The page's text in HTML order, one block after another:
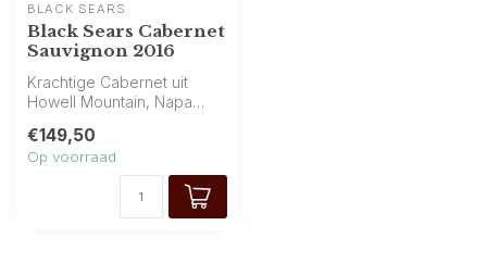
BLACK SEARS
Black Sears Cabernet
Sauvignon 2016
Krachtige Cabernet uit
Howell Mountain, Napa
zwar...
€149,50
Op voorraad